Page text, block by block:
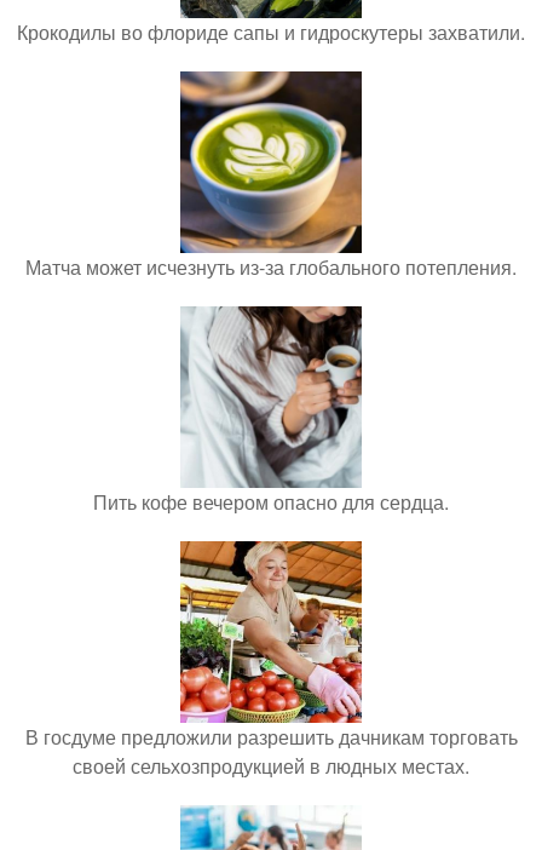
Крокодилы во флориде сапы и гидроскутеры захватили.
Матча может исчезнуть из-за глобального потепления.
Пить кофе вечером опасно для сердца.
В госдуме предложили разрешить дачникам торговать
своей сельхозпродукцией в людных местах.